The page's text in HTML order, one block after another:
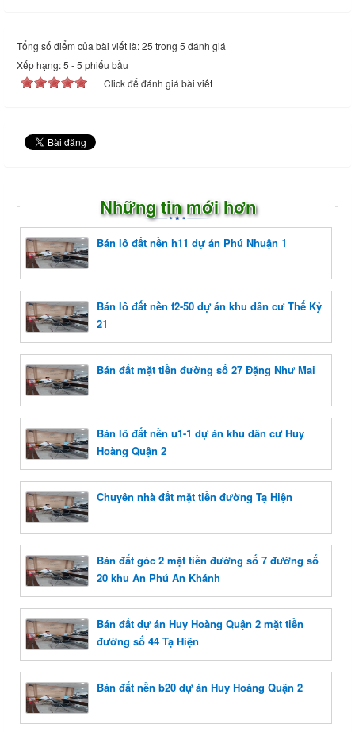
Tổng số điểm của bài viết là: 25 trong 5 đánh giá
Xếp hạng:5 -5 phiếu bầu
Click để đánh giá bài viết
Những tin mới hơn
Bán lô đất nền h11 dự án Phú Nhuận 1
Bán lô đất nền f2-50 dự án khu dân cư Thế Kỷ
21
Bán đất mặt tiền đường số 27 Đặng Như Mai
Bán lô đất nền u1-1 dự án khu dân cư Huy
Hoàng Quận 2
Chuyên nhà đất mặt tiền đường Tạ Hiện
Bán đất góc 2 mặt tiền đường số 7 đường số
20 khu An Phú An Khánh
Bán đất dự án Huy Hoàng Quận 2 mặt tiền
đường số 44 Tạ Hiện
Bán đất nền b20 dự án Huy Hoàng Quận 2